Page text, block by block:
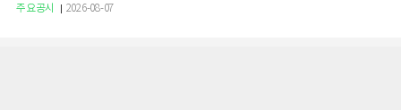
주요공시 2026-08-07